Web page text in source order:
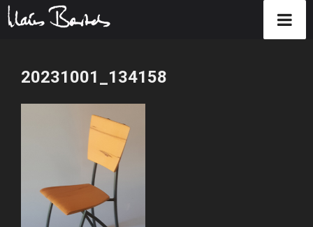
springen20231001_134158